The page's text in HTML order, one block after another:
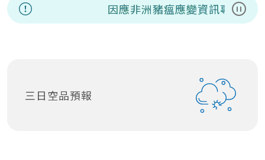
暫停
因應非洲豬瘟應變資訊專區 8/7(
三日空品預報